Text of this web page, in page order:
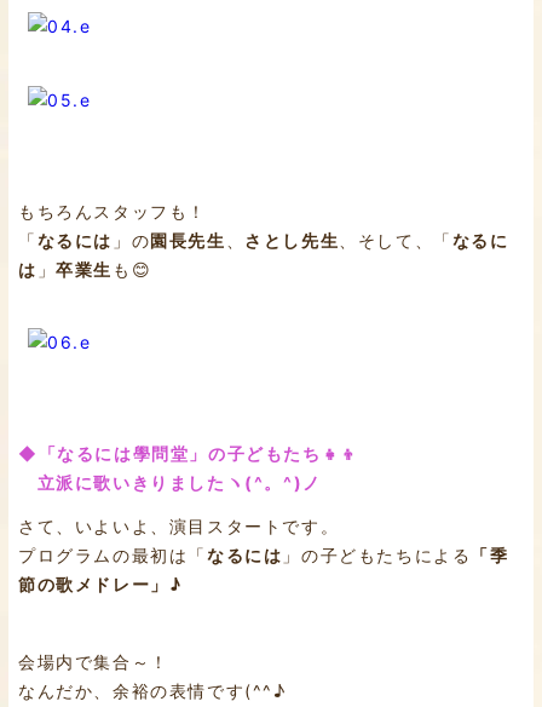
もちろんスタッフも！
「なるには 」の園長先生 さとし先生 、そして、「なるに
は 」卒業生 も😊
◆「なるには學問堂」の子どもたち👧👦
立派に歌いきりましたヽ(^。^)ノ
さて、いよいよ、演目スタートです。
プログラムの最初は「なるには 」の子どもたちによる 「季
節の歌メドレー」♪
会場内で集合～！
なんだか、余裕の表情です(^^♪